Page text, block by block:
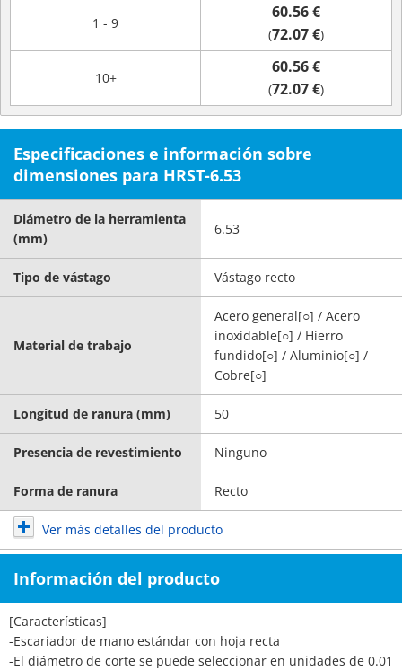
1 - 9
60.56 €
(72.07 €)
10+
60.56 €
(72.07 €)
Especificaciones e información sobre
dimensiones para HRST-6.53
Diámetro de la herramienta
(mm)
6.53
Tipo de vástago Vástago recto
Material de trabajo
Acero general[○] / Acero
inoxidable[○] / Hierro
fundido[○] / Aluminio[○] /
Cobre[○]
Longitud de ranura (mm) 50
Presencia de revestimiento Ninguno
Forma de ranura Recto
Ver más detalles del producto
Información del producto
[Características]
-Escariador de mano estándar con hoja recta
-El diámetro de corte se puede seleccionar en unidades de 0.01